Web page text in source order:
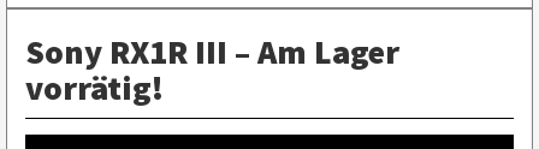
Sony RX1R III – Am Lager
vorrätig!